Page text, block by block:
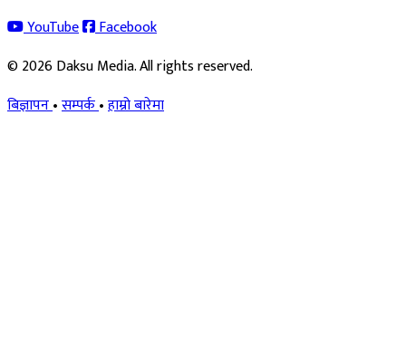
YouTube
Facebook
© 2026 Daksu Media. All rights reserved.
बिज्ञापन•सम्पर्क•हाम्रो बारेमा